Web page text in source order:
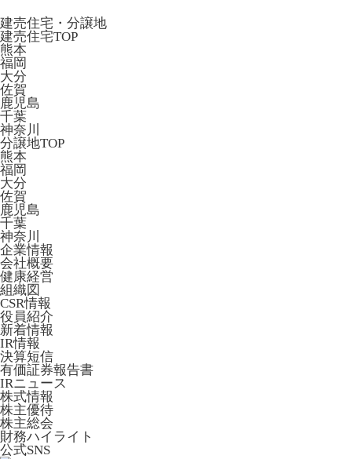
建売住宅・分譲地
建売住宅TOP
熊本
福岡
大分
佐賀
鹿児島
千葉
神奈川
分譲地TOP
熊本
福岡
大分
佐賀
鹿児島
千葉
神奈川
企業情報
会社概要
健康経営
組織図
CSR情報
役員紹介
新着情報
IR情報
決算短信
有価証券報告書
IRニュース
株式情報
株主優待
株主総会
財務ハイライト
公式SNS